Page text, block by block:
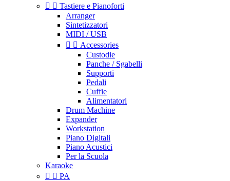
  Tastiere e Pianoforti
Arranger
Sintetizzatori
MIDI / USB
  Accessories
Custodie
Panche / Sgabelli
Supporti
Pedali
Cuffie
Alimentatori
Drum Machine
Expander
Workstation
Piano Digitali
Piano Acustici
Per la Scuola
Karaoke
  PA